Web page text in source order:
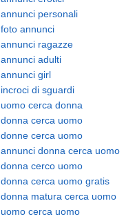
annunci personali
foto annunci
annunci ragazze
annunci adulti
annunci girl
incroci di sguardi
uomo cerca donna
donna cerca uomo
donne cerca uomo
annunci donna cerca uomo
donna cerco uomo
donna cerca uomo gratis
donna matura cerca uomo
uomo cerca uomo